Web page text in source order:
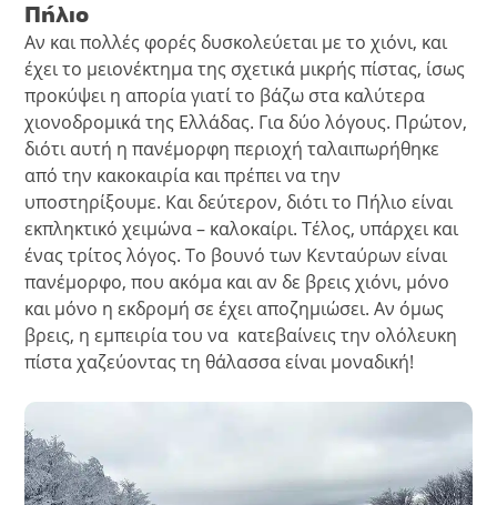
Πήλιο
Αν και πολλές φορές δυσκολεύεται με το χιόνι, και
έχει το μειονέκτημα της σχετικά μικρής πίστας, ίσως
προκύψει η απορία γιατί το βάζω στα καλύτερα
χιονοδρομικά της Ελλάδας. Για δύο λόγους. Πρώτον,
διότι αυτή η πανέμορφη περιοχή ταλαιπωρήθηκε
από την κακοκαιρία και πρέπει να την
υποστηρίξουμε. Και δεύτερον, διότι το Πήλιο είναι
εκπληκτικό χειμώνα – καλοκαίρι. Τέλος, υπάρχει και
ένας τρίτος λόγος. Το βουνό των Κενταύρων είναι
πανέμορφο, που ακόμα και αν δε βρεις χιόνι, μόνο
και μόνο η εκδρομή σε έχει αποζημιώσει. Αν όμως
βρεις, η εμπειρία του να κατεβαίνεις την ολόλευκη
πίστα χαζεύοντας τη θάλασσα είναι μοναδική!